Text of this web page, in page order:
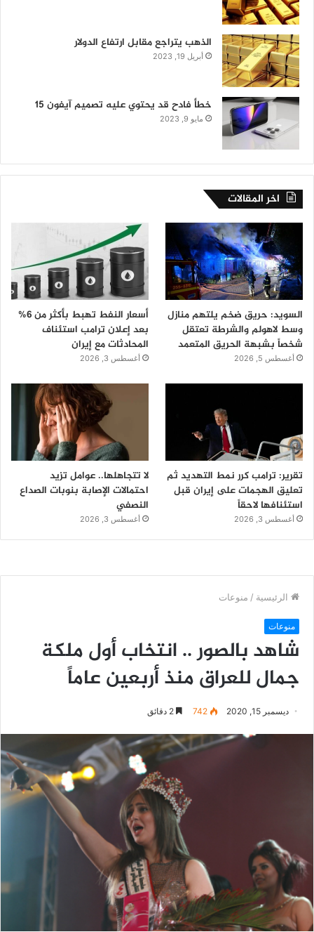
الذهب يتراجع مقابل ارتفاع الدولار
أبريل 19, 2023
خطأ فادح قد يحتوي عليه تصميم آيفون 15
مايو 9, 2023
اخر المقالات
السويد: حريق ضخم يلتهم منازل
وسط لاهولم والشرطة تعتقل
شخصاً بشبهة الحريق المتعمد
أغسطس 5, 2026
أسعار النفط تهبط بأكثر من 6%
بعد إعلان ترامب استئناف
المحادثات مع إيران
أغسطس 3, 2026
تقرير: ترامب كرر نمط التهديد ثم
تعليق الهجمات على إيران قبل
استئنافها لاحقاً
أغسطس 3, 2026
لا تتجاهلها.. عوامل تزيد
احتمالات الإصابة بنوبات الصداع
النصفي
أغسطس 3, 2026